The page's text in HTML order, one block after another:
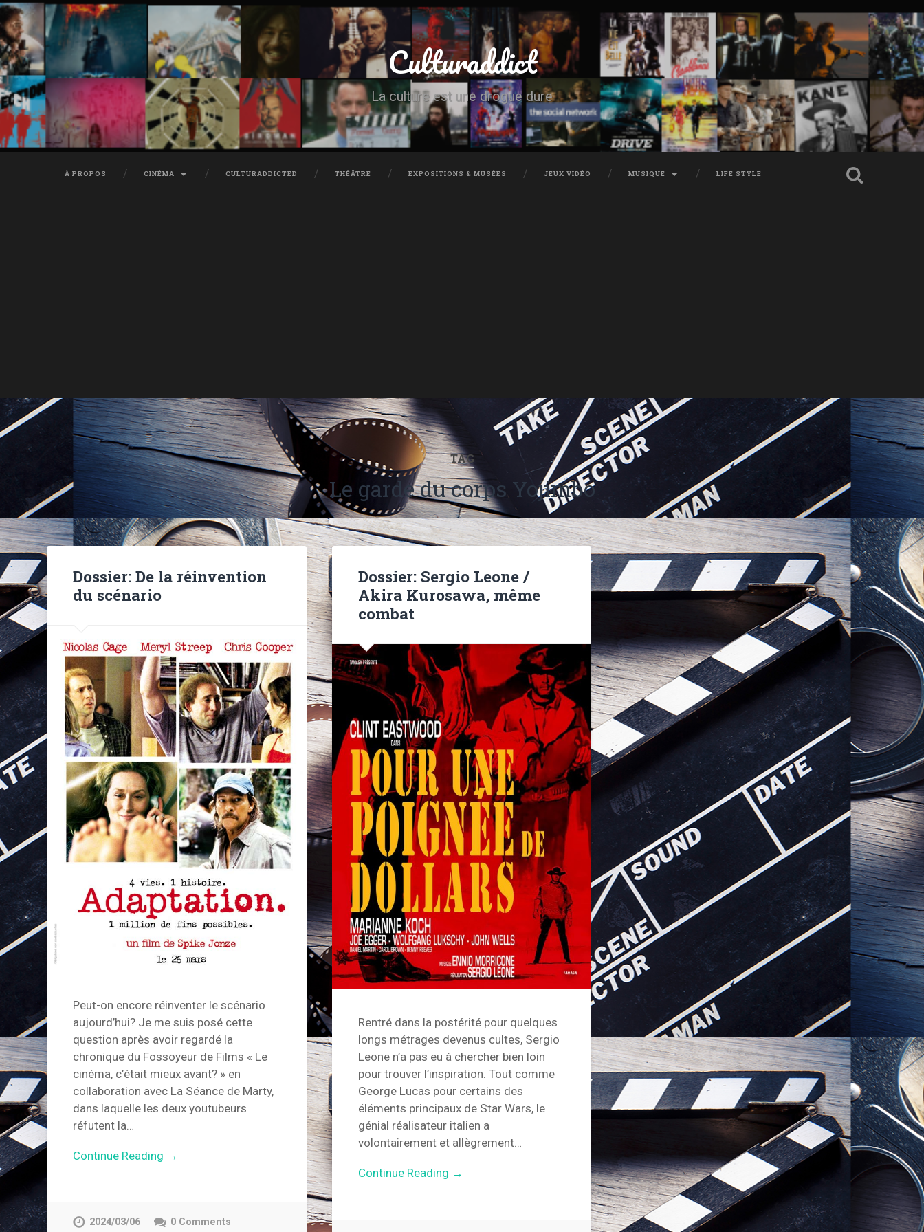
Culturaddict
La culture est une drogue dure
À PROPOS CINÉMA CULTURADDICTED THÉÂTRE EXPOSITIONS & MUSÉES JEUX VIDÉO MUSIQUE LIFE STYLE
TAG
Le garde du corps Yojimbo
Dossier: De la réinvention
du scénario
Peut-on encore réinventer le scénario
aujourd’hui? Je me suis posé cette
question après avoir regardé la
chronique du Fossoyeur de Films « Le
cinéma, c’était mieux avant? » en
collaboration avec La Séance de Marty,
dans laquelle les deux youtubeurs
réfutent la…
Continue Reading →
2024/03/06 0 Comments
Dossier: Sergio Leone /
Akira Kurosawa, même
combat
Rentré dans la postérité pour quelques
longs métrages devenus cultes, Sergio
Leone n’a pas eu à chercher bien loin
pour trouver l’inspiration. Tout comme
George Lucas pour certains des
éléments principaux de Star Wars, le
génial réalisateur italien a
volontairement et allègrement…
Continue Reading →